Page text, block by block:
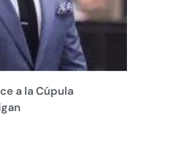
a la Cúpula